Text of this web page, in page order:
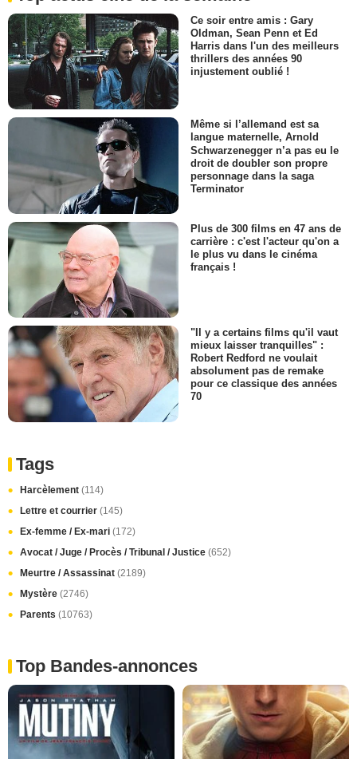
Ce soir entre amis : Gary
Oldman, Sean Penn et Ed
Harris dans l'un des meilleurs
thrillers des années 90
injustement oublié !
Même si l’allemand est sa
langue maternelle, Arnold
Schwarzenegger n’a pas eu le
droit de doubler son propre
personnage dans la saga
Terminator
Plus de 300 films en 47 ans de
carrière : c'est l'acteur qu'on a
le plus vu dans le cinéma
français !
"Il y a certains films qu'il vaut
mieux laisser tranquilles" :
Robert Redford ne voulait
absolument pas de remake
pour ce classique des années
70
Tags
Harcèlement (114)
Lettre et courrier (145)
Ex-femme / Ex-mari (172)
Avocat / Juge / Procès / Tribunal / Justice (652)
Meurtre / Assassinat (2189)
Mystère (2746)
Parents (10763)
Top Bandes-annonces